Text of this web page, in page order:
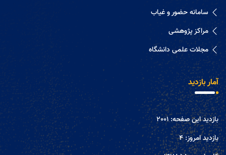
سامانه حضور و غیاب
مراکز پژوهشی
مجلات علمی دانشگاه
آمار بازدید
بازدید این صفحه:2001
بازدید امروز:4